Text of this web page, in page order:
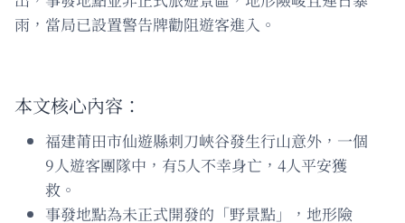
雨，當局已設置警告牌勸阻遊客進入。
本文核心內容：
福建莆田市仙遊縣刺刀峽谷發生行山意外，一個
9人遊客團隊中，有5人不幸身亡，4人平安獲
救。
事發地點為未正式開發的「野景點」，地形險